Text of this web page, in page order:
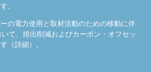
。
の電力使用と取材活動のための移動に伴
て、排出削減およびカーボン・オフセッ
（詳細）。